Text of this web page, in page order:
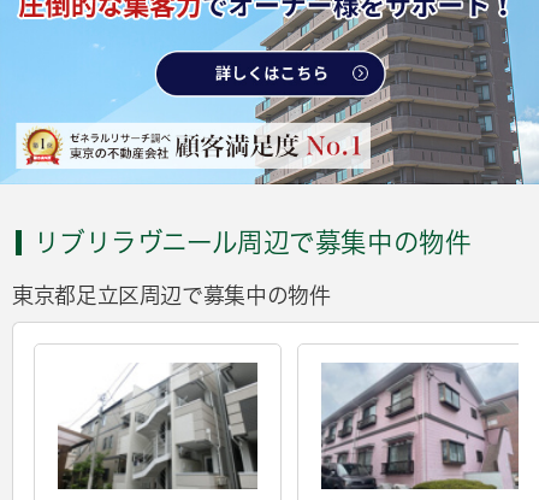
リブリラヴニール周辺で募集中の物件
東京都足立区周辺で募集中の物件